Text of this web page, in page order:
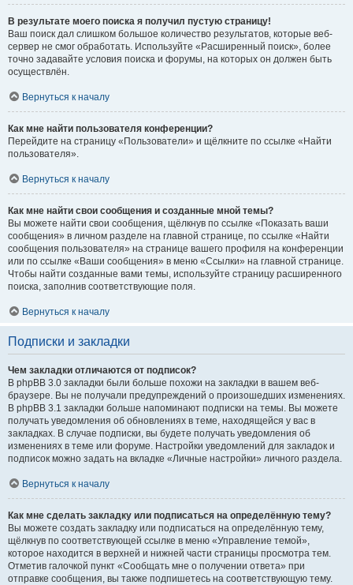
В результате моего поиска я получил пустую страницу!
Ваш поиск дал слишком большое количество результатов, которые веб-
сервер не смог обработать. Используйте «Расширенный поиск», более
точно задавайте условия поиска и форумы, на которых он должен быть
осуществлён.
Вернуться к началу
Как мне найти пользователя конференции?
Перейдите на страницу «Пользователи» и щёлкните по ссылке «Найти
пользователя».
Вернуться к началу
Как мне найти свои сообщения и созданные мной темы?
Вы можете найти свои сообщения, щёлкнув по ссылке «Показать ваши
сообщения» в личном разделе на главной странице, по ссылке «Найти
сообщения пользователя» на странице вашего профиля на конференции
или по ссылке «Ваши сообщения» в меню «Ссылки» на главной странице.
Чтобы найти созданные вами темы, используйте страницу расширенного
поиска, заполнив соответствующие поля.
Вернуться к началу
Подписки и закладки
Чем закладки отличаются от подписок?
В phpBB 3.0 закладки были больше похожи на закладки в вашем веб-
браузере. Вы не получали предупреждений о произошедших изменениях.
В phpBB 3.1 закладки больше напоминают подписки на темы. Вы можете
получать уведомления об обновлениях в теме, находящейся у вас в
закладках. В случае подписки, вы будете получать уведомления об
изменениях в теме или форуме. Настройки уведомлений для закладок и
подписок можно задать на вкладке «Личные настройки» личного раздела.
Вернуться к началу
Как мне сделать закладку или подписаться на определённую тему?
Вы можете создать закладку или подписаться на определённую тему,
щёлкнув по соответствующей ссылке в меню «Управление темой»,
которое находится в верхней и нижней части страницы просмотра тем.
Отметив галочкой пункт «Сообщать мне о получении ответа» при
отправке сообщения, вы также подпишетесь на соответствующую тему.